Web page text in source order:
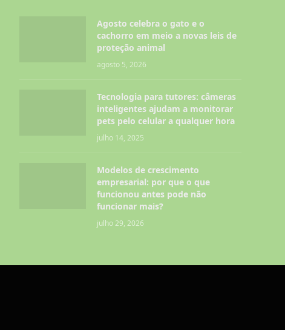
Agosto celebra o gato e o
cachorro em meio a novas leis de
proteção animal
agosto 5, 2026
Tecnologia para tutores: câmeras
inteligentes ajudam a monitorar
pets pelo celular a qualquer hora
julho 14, 2025
Modelos de crescimento
empresarial: por que o que
funcionou antes pode não
funcionar mais?
julho 29, 2026